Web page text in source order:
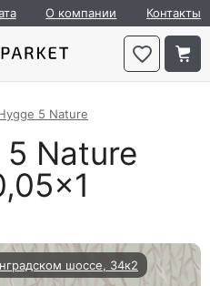
О компании Контакты
5 Nature
Nature
шоссе, 34к2